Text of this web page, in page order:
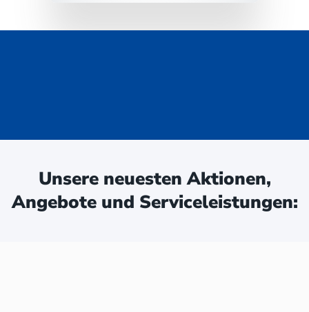
Unsere neuesten Aktionen,
Angebote und Serviceleistungen: